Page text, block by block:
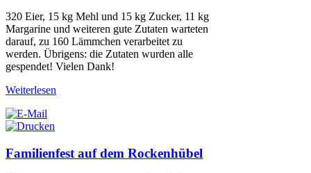
320 Eier, 15 kg Mehl und 15 kg Zucker, 11 kg
Margarine und weiteren gute Zutaten warteten
darauf, zu 160 Lämmchen verarbeitet zu
werden. Übrigens: die Zutaten wurden alle
gespendet! Vielen Dank!
Weiterlesen
Familienfest auf dem Rockenhübel